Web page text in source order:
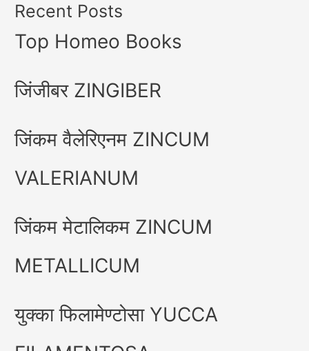
Recent Posts
Top Homeo Books
जिंजीबर ZINGIBER
जिंकम वैलेरिएनम ZINCUM
VALERIANUM
जिंकम मेटालिकम ZINCUM
METALLICUM
युक्का फिलामेण्टोसा YUCCA